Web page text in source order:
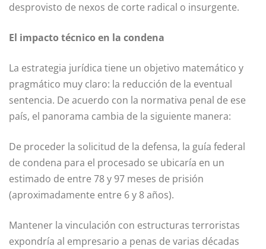
desprovisto de nexos de corte radical o insurgente.
El impacto técnico en la condena
La estrategia jurídica tiene un objetivo matemático y
pragmático muy claro: la reducción de la eventual
sentencia. De acuerdo con la normativa penal de ese
país, el panorama cambia de la siguiente manera:
De proceder la solicitud de la defensa, la guía federal
de condena para el procesado se ubicaría en un
estimado de entre 78 y 97 meses de prisión
(aproximadamente entre 6 y 8 años).
Mantener la vinculación con estructuras terroristas
expondría al empresario a penas de varias décadas